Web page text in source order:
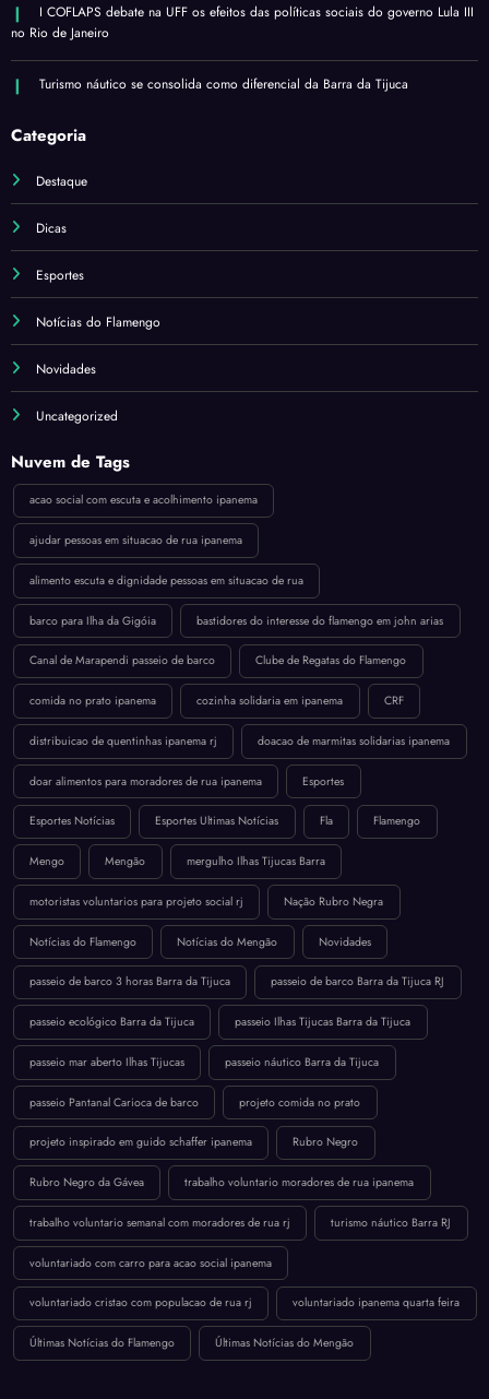
I COFLAPS debate na UFF os efeitos das políticas sociais do governo Lula III
no Rio de Janeiro
Turismo náutico se consolida como diferencial da Barra da Tijuca
Categoria
Destaque
Dicas
Esportes
Notícias do Flamengo
Novidades
Uncategorized
Nuvem de Tags
acao social com escuta e acolhimento ipanema
ajudar pessoas em situacao de rua ipanema
alimento escuta e dignidade pessoas em situacao de rua
barco para Ilha da Gigóia bastidores do interesse do flamengo em john arias
Canal de Marapendi passeio de barco Clube de Regatas do Flamengo
comida no prato ipanema cozinha solidaria em ipanema CRF
distribuicao de quentinhas ipanema rj doacao de marmitas solidarias ipanema
doar alimentos para moradores de rua ipanema Esportes
Esportes Notícias Esportes Ultimas Notícias Fla Flamengo
Mengo Mengão mergulho Ilhas Tijucas Barra
motoristas voluntarios para projeto social rj Nação Rubro Negra
Notícias do Flamengo Notícias do Mengão Novidades
passeio de barco 3 horas Barra da Tijuca passeio de barco Barra da Tijuca RJ
passeio ecológico Barra da Tijuca passeio Ilhas Tijucas Barra da Tijuca
passeio mar aberto Ilhas Tijucas passeio náutico Barra da Tijuca
passeio Pantanal Carioca de barco projeto comida no prato
projeto inspirado em guido schaffer ipanema Rubro Negro
Rubro Negro da Gávea trabalho voluntario moradores de rua ipanema
trabalho voluntario semanal com moradores de rua rj turismo náutico Barra RJ
voluntariado com carro para acao social ipanema
voluntariado cristao com populacao de rua rj voluntariado ipanema quarta feira
Últimas Notícias do Flamengo Últimas Notícias do Mengão